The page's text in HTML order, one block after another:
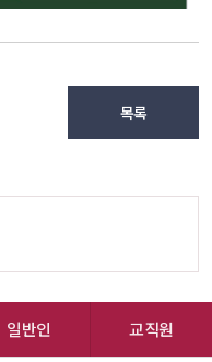
목록
일반인 교직원